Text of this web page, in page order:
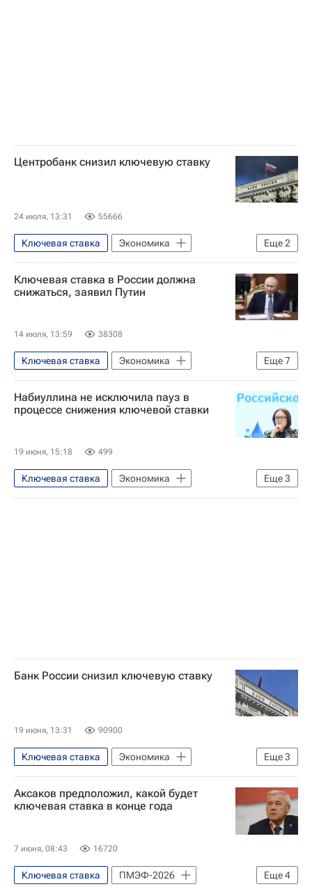
Центробанк снизил ключевую ставку
24 июля, 13:31 55666
Еще2
Ключевая ставка
Экономика
Россия
Центральный Банк РФ (ЦБ РФ)
Ключевая ставка в России должна
снижаться, заявил Путин
14 июля, 13:59 38308
Еще7
Ключевая ставка
Экономика
Россия
Владимир Путин
Айсен Николаев
Эльвира Набиуллина
Рубль
Набиуллина не исключила пауз в
процессе снижения ключевой ставки
19 июня, 15:18 499
Еще3
Ключевая ставка
Экономика
Центральный Банк РФ (ЦБ РФ)
Банк России снизил ключевую ставку
19 июня, 13:31 90900
Еще3
Ключевая ставка
Экономика
Россия
Владимир Путин
Центральный Банк РФ (ЦБ РФ)
Аксаков предположил, какой будет
ключевая ставка в конце года
7 июня, 08:43 16720
Еще4
Ключевая ставка
ПМЭФ-2026